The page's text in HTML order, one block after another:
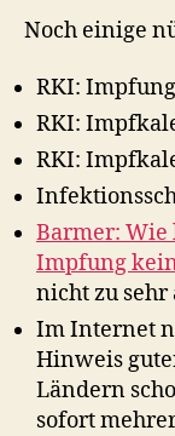
Noch einige
RKI:
RKI:
RKI:
Barmer: Wie
Impfung
nicht zu sehr
Im Internet
Hinweis
Ländern
sofort